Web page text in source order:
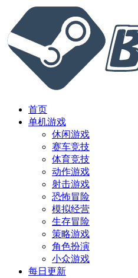
首页
单机游戏
休闲游戏
赛车竞技
体育竞技
动作游戏
射击游戏
恐怖冒险
模拟经营
生存冒险
策略游戏
角色扮演
小众游戏
每日更新